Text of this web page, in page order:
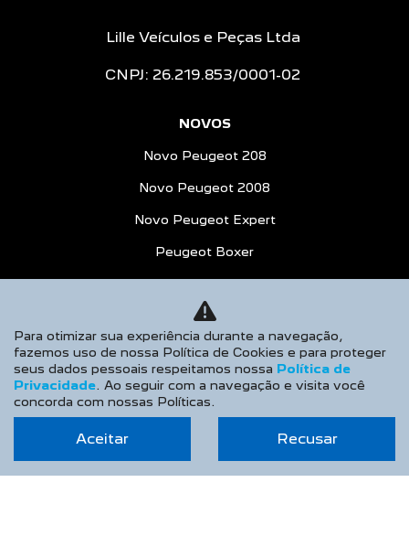
Lille Veículos e Peças Ltda
CNPJ: 26.219.853/0001-02
NOVOS
Novo Peugeot 208
Novo Peugeot 2008
Novo Peugeot Expert
Peugeot Boxer
Peugeot Partner Rapid
ESTOQUE
Seminovos
OFERTAS
CNPJ e Microempreendedores
Para otimizar sua experiência durante a navegação,
fazemos uso de nossa Política de Cookies e para proteger
seus dados pessoais respeitamos nossa Política de
Privacidade. Ao seguir com a navegação e visita você
concorda com nossas Políticas.
Aceitar Recusar